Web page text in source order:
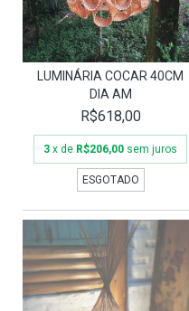
LUMINÁRIA COCAR 40CM
DIA AM
R$618,00
3 x de R$206,00 sem juros
ESGOTADO